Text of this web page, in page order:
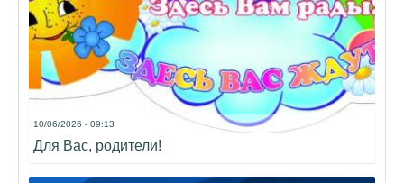
10/06/2026 - 09:13
Для Вас, родители!